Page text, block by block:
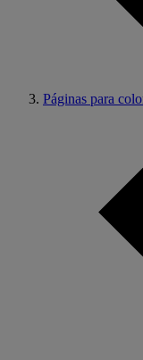
Páginas para